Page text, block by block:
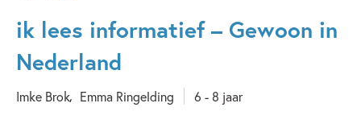
uitgevers
ik lees informatief – Gewoon in
Nederland
Imke Brok Emma Ringelding 6 - 8 jaar